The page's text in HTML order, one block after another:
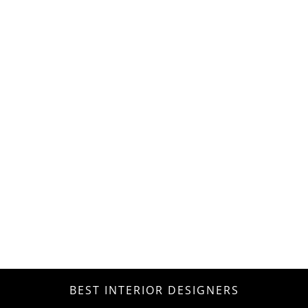
BEST INTERIOR DESIGNERS